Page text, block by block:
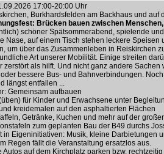
17:00-20:00 Uhr
Burkhardsfelden am Backhaus und auf
Brücken bauen zwischen
schöner Spätsommerabend, spielende
Nase, auf einem Tisch stehen leckere
um über das Zusammenleben in Reiskirchen
Art unserer Mobilität. Einige streiten
zerstört als hilft. Und nicht ganz andere
bessere Bus- und Bahnverbindungen.
längst entfallen ...
Gemeinsam aufbauen
für Kinder und Erwachsene unter
kreidemalen auf den asphaltierten Flächen
Getränke, Kuchen und mehr auf der
zum geplanten Bau der B49 durchs
in Eigeninitiativen: Musik, kleine Darbietungen
Regen fällt die Veranstaltung ersatzlos aus.
Autos auf dem Kirchplatz parken bzw.